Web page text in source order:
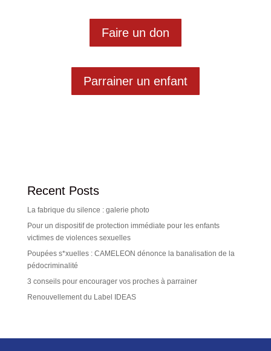
Faire un don
Parrainer un enfant
Recent Posts
La fabrique du silence : galerie photo
Pour un dispositif de protection immédiate pour les enfants
victimes de violences sexuelles
Poupées s*xuelles : CAMELEON dénonce la banalisation de la
pédocriminalité
3 conseils pour encourager vos proches à parrainer
Renouvellement du Label IDEAS